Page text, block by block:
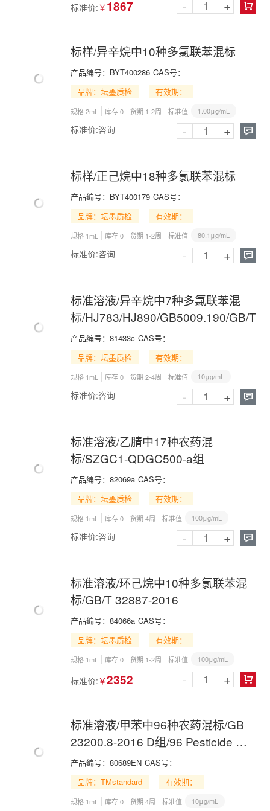
标准价: ￥ 1867 
- +
标样/异辛烷中10种多氯联苯混标
产品编号： BYT400286 CAS号：
品牌：坛墨质检
有效期：
规格 2mL 库存 0 货期 1-2周 标准值 1.00μg/mL
标准价:咨询 
- +
标样/正己烷中18种多氯联苯混标
产品编号： BYT400179 CAS号：
品牌：坛墨质检
有效期：
规格 1mL 库存 0 货期 1-2周 标准值 80.1μg/mL
标准价:咨询 
- +
标准溶液/异辛烷中7种多氯联苯混
标/HJ783/HJ890/GB5009.190/GB/
产品编号： 81433c CAS号：
品牌：坛墨质检
有效期：
规格 1mL 库存 0 货期 2-4周 标准值 10μg/mL
标准价:咨询 
- +
标准溶液/乙腈中17种农药混
标/SZGC1-QDGC500-a组
产品编号： 82069a CAS号：
品牌：坛墨质检
有效期：
规格 1mL 库存 0 货期 4周 标准值 100μg/mL
标准价:咨询 
- +
标准溶液/环己烷中10种多氯联苯混
标/GB/T 32887-2016
产品编号： 84066a CAS号：
品牌：坛墨质检
有效期：
规格 1mL 库存 0 货期 1-2周 标准值 100μg/mL
标准价: ￥2352 
- +
标准溶液/甲苯中96种农药混标/GB
23200.8-2016 D组/96 Pesticide Mix
in Toluene
产品编号： 80689EN CAS号：
品牌：TMstandard
有效期：
规格 1mL 库存 0 货期 4周 标准值 10μg/mL